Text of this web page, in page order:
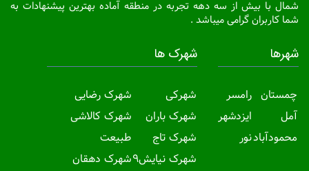
شمال با بیش از سه دهه تجربه در منطقه آماده بهترین پیشنهادات به
شما کاربران گرامی میباشد .
شهرها
چمستان
آمل
محمودآباد
رامسر
ایزدشهر
نور
شهرک ها
شهرکی
شهرک باران
شهرک تاج
شهرک نیایش9
شهرک رضایی
شهرک کالاشی
طبیعت
شهرک دهقان